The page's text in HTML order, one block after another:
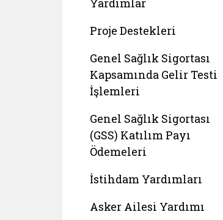
Yardımlar
Proje Destekleri
Genel Sağlık Sigortası
Kapsamında Gelir Testi
İşlemleri
Genel Sağlık Sigortası
(GSS) Katılım Payı
Ödemeleri
İstihdam Yardımları
Asker Ailesi Yardımı